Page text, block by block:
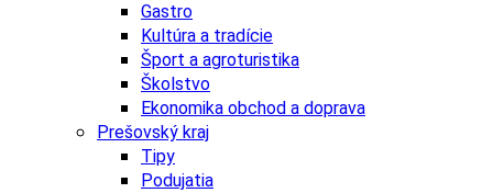
Gastro
Kultúra a tradície
Šport a agroturistika
Školstvo
Ekonomika obchod a doprava
Prešovský kraj
Tipy
Podujatia